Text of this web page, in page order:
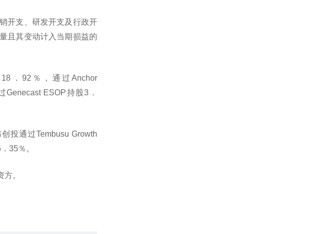
开支、研发开支及行政开
且其变动计入当期损益的
．92％，通过Anchor
ESOP持股3．
投通过Tembusu Growth
35％。
。